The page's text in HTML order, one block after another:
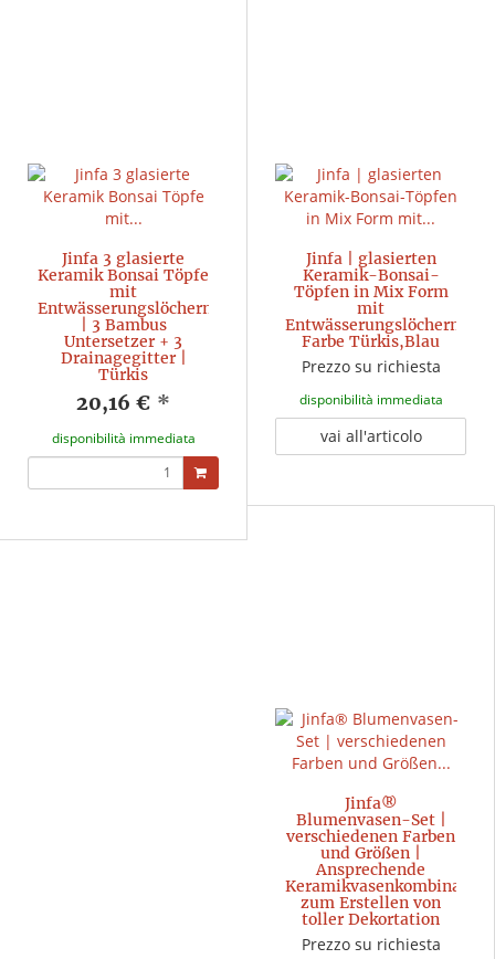
Jinfa 3 glasierte
Keramik Bonsai Töpfe
mit
Entwässerungslöchern
| 3 Bambus
Untersetzer + 3
Drainagegitter |
Türkis
20,16 € *
disponibilità immediata
Jinfa | glasierten
Keramik-Bonsai-
Töpfen in Mix Form
mit
Entwässerungslöchern|
Farbe Türkis,Blau
Prezzo su richiesta
disponibilità immediata
vai all'articolo
Jinfa®
Blumenvasen-Set |
verschiedenen Farben
und Größen |
Ansprechende
Keramikvasenkombination
zum Erstellen von
toller Dekortation
Prezzo su richiesta